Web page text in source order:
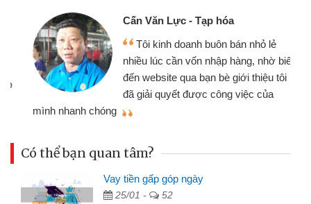
Cấn Văn Lực - Tạp hóa
Tôi kinh doanh buôn bán nhỏ lẻ
nhiều lúc cần vốn nhập hàng, nhờ biết
đến website qua bạn bè giới thiệu tôi
đã giải quyết được công việc của
mình nhanh chóng
Có thể bạn quan tâm?
Vay tiền gấp góp ngày
25/01 - 52